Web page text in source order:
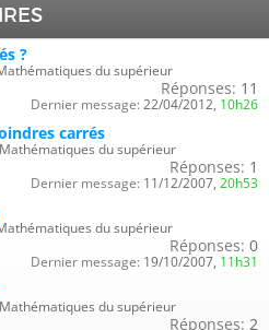
?
du supérieur
Réponses: 11
Dernier message: 22/04/2012, 10h26
carrés
du supérieur
Réponses: 1
Dernier message: 11/12/2007, 20h53
du supérieur
Réponses: 0
Dernier message: 19/10/2007, 11h31
du supérieur
Réponses: 2